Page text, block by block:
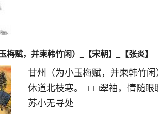
梅赋，并柬韩竹闲）_【宋朝】_【张炎】
甘州（为小玉梅赋，并柬韩竹
休道北枝寒。□□□翠袖，情随眼
苏小无寻处